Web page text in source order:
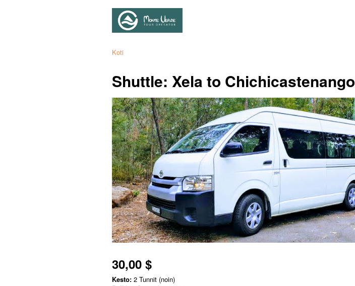
Koti
Shuttle: Xela to Chichicastenango
30,00 $
Kesto: 2 Tunnit (noin)